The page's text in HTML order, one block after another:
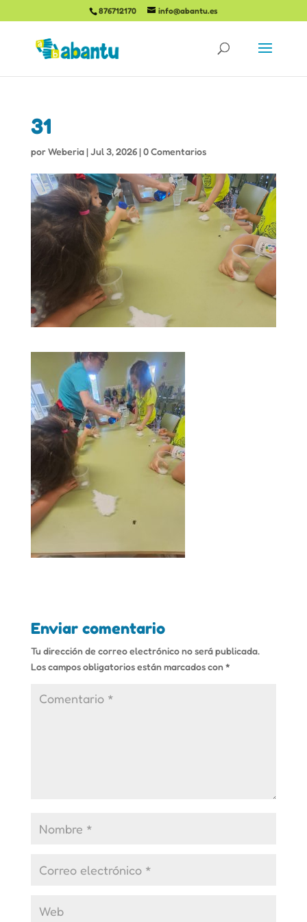
876712170 info@abantu.es
31
porWeberia|Jul 3, 2026|0 Comentarios
Enviar comentario
Tu dirección de correo electrónico no será publicada.
Los campos obligatorios están marcados con*